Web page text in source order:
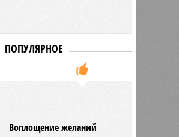
ПОПУЛЯРНОЕ
Воплощение желаний